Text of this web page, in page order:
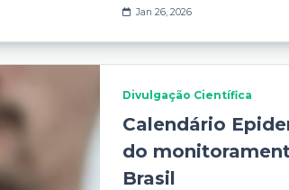
Jan 26, 2026
Divulgação Científica
Calendário
do
Brasil